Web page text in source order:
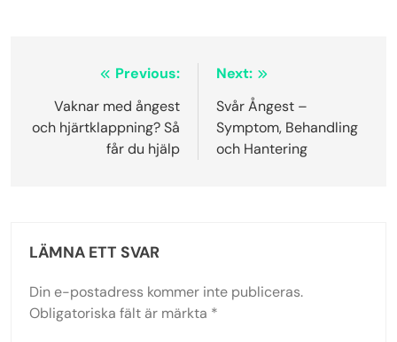
Inläggsnavigering
Previous:
Vaknar med ångest
och hjärtklappning? Så
får du hjälp
Next:
Svår Ångest –
Symptom, Behandling
och Hantering
LÄMNA ETT SVAR
Din e-postadress kommer inte publiceras.
Obligatoriska fält är märkta *